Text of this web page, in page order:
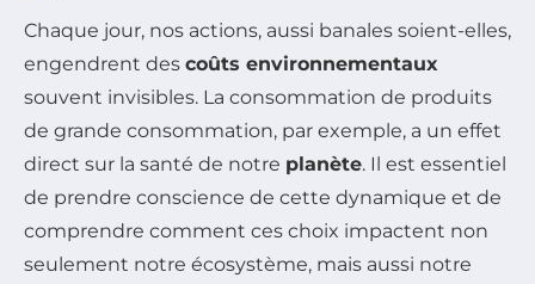
Chaque jour, nos actions, aussi banales soient-elles,
engendrent des coûts environnementaux
souvent invisibles. La consommation de produits
de grande consommation, par exemple, a un effet
direct sur la santé de notre planète. Il est essentiel
de prendre conscience de cette dynamique et de
comprendre comment ces choix impactent non
seulement notre écosystème, mais aussi notre